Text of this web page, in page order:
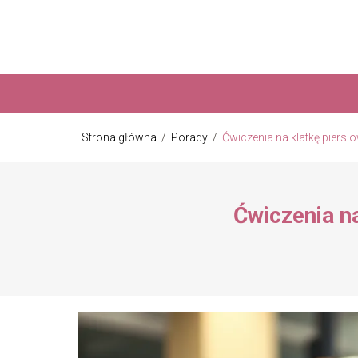
Strona główna / Porady / Ćwiczenia na klatkę
Ćwiczenia